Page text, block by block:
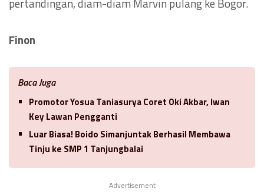
pertandingan, diam-diam Marvin pulang ke Bogor.
Finon
Baca Juga
Promotor Yosua Taniasurya Coret Oki Akbar, Iwan
Key Lawan Pengganti
Luar Biasa! Boido Simanjuntak Berhasil Membawa
Tinju ke SMP 1 Tanjungbalai
Advertisement